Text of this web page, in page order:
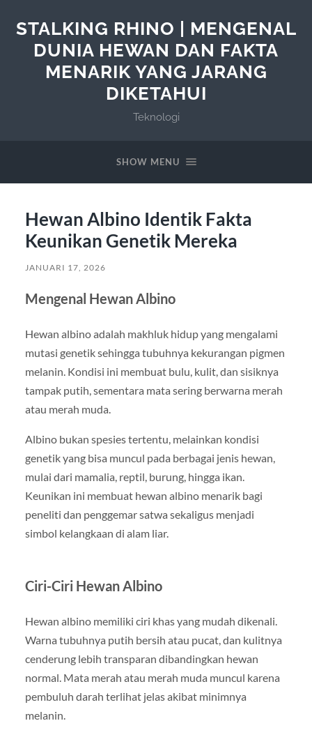
STALKING RHINO | MENGENAL
DUNIA HEWAN DAN FAKTA
MENARIK YANG JARANG
DIKETAHUI
Teknologi
SHOW MENU
Hewan Albino Identik Fakta
Keunikan Genetik Mereka
JANUARI 17, 2026
Mengenal Hewan Albino
Hewan albino adalah makhluk hidup yang mengalami
mutasi genetik sehingga tubuhnya kekurangan pigmen
melanin. Kondisi ini membuat bulu, kulit, dan sisiknya
tampak putih, sementara mata sering berwarna merah
atau merah muda.
Albino bukan spesies tertentu, melainkan kondisi
genetik yang bisa muncul pada berbagai jenis hewan,
mulai dari mamalia, reptil, burung, hingga ikan.
Keunikan ini membuat hewan albino menarik bagi
peneliti dan penggemar satwa sekaligus menjadi
simbol kelangkaan di alam liar.
Ciri-Ciri Hewan Albino
Hewan albino memiliki ciri khas yang mudah dikenali.
Warna tubuhnya putih bersih atau pucat, dan kulitnya
cenderung lebih transparan dibandingkan hewan
normal. Mata merah atau merah muda muncul karena
pembuluh darah terlihat jelas akibat minimnya
melanin.